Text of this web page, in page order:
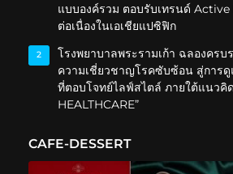
แบบองค์รวม ตอบรับเทรนด์
ต่อเนื่องในเอเชียแปซิฟิก
2
โรงพยาบาลพระรามเก้า ฉลองครบ
ความเชี่ยวชาญโรคซับซ้อน สู่การ
ที่ตอบโจทย์ไลฟ์สไตล์ ภายใต้แนวคิด
HEALTHCARE”
CAFE-DESSERT